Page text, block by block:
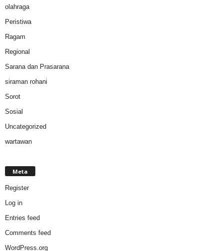
olahraga
Peristiwa
Ragam
Regional
Sarana dan Prasarana
siraman rohani
Sorot
Sosial
Uncategorized
wartawan
Meta
Register
Log in
Entries feed
Comments feed
WordPress.org